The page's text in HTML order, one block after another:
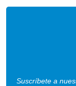
Suscríbete a